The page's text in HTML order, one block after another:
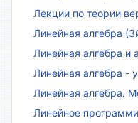
Лекции по теории
Линейная алгебра
Линейная алгебра и
Линейная алгебра -
Линейная алгебра.
Линейное